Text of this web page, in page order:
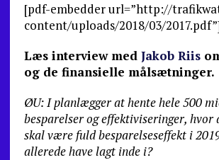
[pdf-embedder url=”http://
content/uploads/2018/03/
Læs interview med Jakob Riis
og de finansielle målsætninger.
ØU: I planlægger at hente hele 500
besparelser og effektiviseringer, hvor
skal være fuld besparelseseffekt i
allerede have lagt inde i?